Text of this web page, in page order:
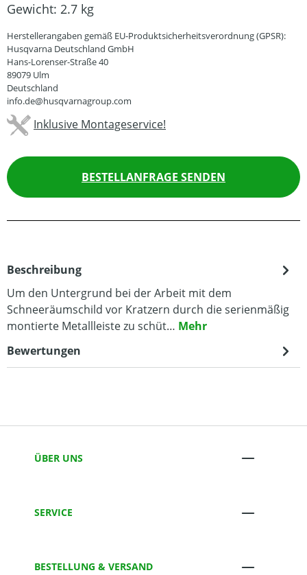
Gewicht: 2.7 kg
Herstellerangaben gemäß EU-Produktsicherheitsverordnung (GPSR):
Husqvarna Deutschland GmbH
Hans-Lorenser-Straße 40
89079 Ulm
Deutschland
info.de@husqvarnagroup.com
Inklusive Montageservice!
BESTELLANFRAGE SENDEN
Beschreibung
Um den Untergrund bei der Arbeit mit dem
Schneeräumschild vor Kratzern durch die serienmäßig
montierte Metallleiste zu schüt… Mehr
Bewertungen
ÜBER UNS
SERVICE
BESTELLUNG & VERSAND